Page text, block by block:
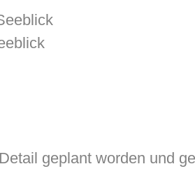
geplant worden und